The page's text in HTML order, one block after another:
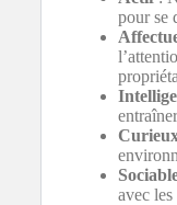
pour se
entraîner
avec